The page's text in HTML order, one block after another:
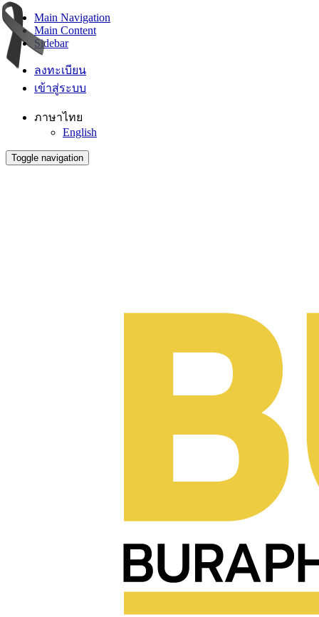
Main Navigation
Main Content
Sidebar
ลงทะเบียน
เข้าสู่ระบบ
ภาษาไทย
English
Toggle navigation